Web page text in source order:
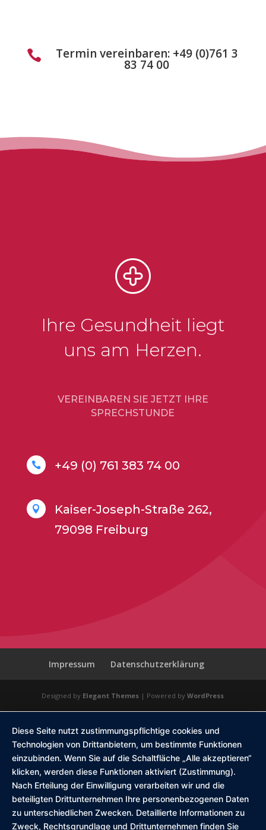
 Termin vereinbaren: +49 (0)761 3
83 74 00
Ihre Gesundheit liegt
uns am Herzen.
VEREINBAREN SIE JETZT IHRE
SPRECHSTUNDE
 +49 (0) 761 383 74 00

Kaiser-Joseph-Straße 262,
79098 Freiburg
Impressum Datenschutzerklärung
Designed by Elegant Themes | Powered byWordPress
Diese Seite nutzt zustimmungspflichtige cookies und
Technologien von Drittanbietern, um bestimmte Funktionen
einzubinden. Wenn Sie auf die Schaltfläche „Alle akzeptieren“
klicken, werden diese Funktionen aktiviert (Zustimmung).
Nach Erteilung der Einwilligung verarbeiten wir und die
beteiligten Drittunternehmen Ihre personenbezogenen Daten
zu unterschiedlichen Zwecken. Detaillierte Informationen zu
Zweck, Rechtsgrundlage und Drittunternehmen finden Sie